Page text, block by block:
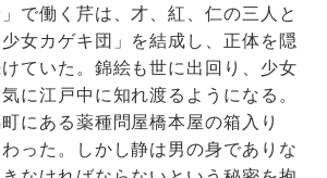
」で働く芹は、才、紅、仁の三人と
女カゲキ団」を結成し、正体を隠
ていた。錦絵も世に出回り、少女
に江戸中に知れ渡るようになる。
にある薬種問屋橋本屋の箱入り
った。しかし静は男の身でありな